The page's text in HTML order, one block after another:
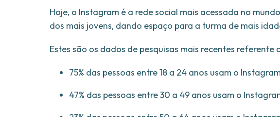
Hoje, o Instagram é a rede social mais acessada no
dos mais jovens, dando espaço para a turma de mais
Estes são os dados de pesquisas mais recentes referente
75% das pessoas entre 18 a 24 anos usam o
47% das pessoas entre 30 a 49 anos usam o